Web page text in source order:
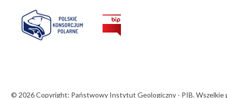
© 2026 Copyright: Państwowy Instytut Geologiczny - PIB. Wszelkie